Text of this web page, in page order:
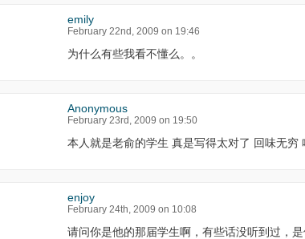
emily
February 22nd, 2009 on 19:46
为什么有些我看不懂么。。
Anonymous
February 23rd, 2009 on 19:50
本人就是老俞的学生 真是写得太对了 回味无穷
enjoy
February 24th, 2009 on 10:08
请问你是他的那届学生啊，有些话没听到过，